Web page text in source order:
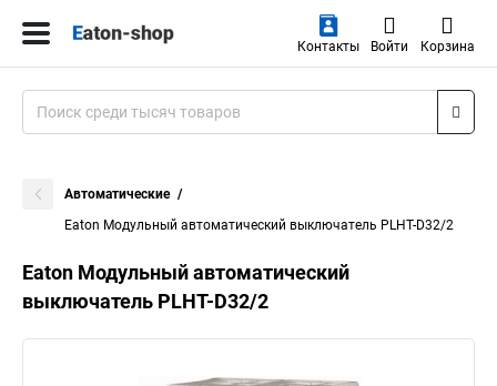
Контакты Войти Корзина
Автоматические
Eaton Модульный автоматический выключатель PLHT-D32/2
Eaton Модульный автоматический
выключатель PLHT-D32/2